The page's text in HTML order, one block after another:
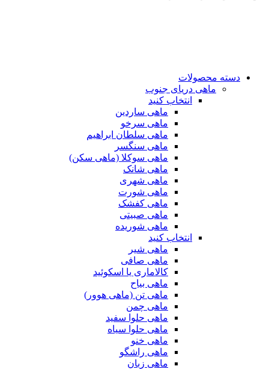
دسته محصولات
ماهی دریای جنوب
انتخاب کنید
ماهی ساردین
ماهی سرخو
ماهی سلطان ابراهیم
ماهی سنگسر
ماهی سوکلا (ماهی سکن)
ماهی شانک
ماهی شهری
ماهی شورت
ماهی کفشک
ماهی صبیتی
ماهی شوریده
انتخاب کنید
ماهی شیر
ماهی صافی
کالاماری یا اسکوئید
ماهی بیاح
ماهی تن (ماهی هوور)
ماهی چمن
ماهی حلوا سفید
ماهی حلوا سیاه
ماهی خنو
ماهی راشگو
ماهی زبان